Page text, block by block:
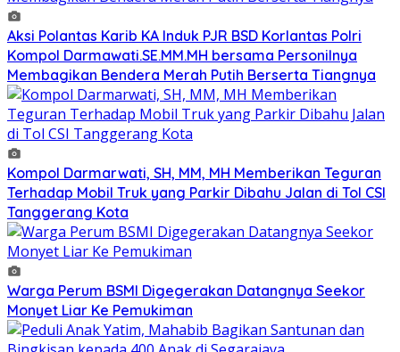
Aksi Polantas Karib KA Induk PJR BSD Korlantas Polri
Kompol Darmawati.SE.MM.MH bersama Personilnya
Membagikan Bendera Merah Putih Berserta Tiangnya
Kompol Darmarwati, SH, MM, MH Memberikan Teguran
Terhadap Mobil Truk yang Parkir Dibahu Jalan di Tol CSI
Tanggerang Kota
Warga Perum BSMI Digegerakan Datangnya Seekor
Monyet Liar Ke Pemukiman